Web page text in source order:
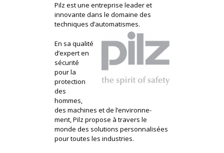
Pilz est une entreprise leader et
innovante dans le domaine des
techniques d’automatismes.
En sa qualité
d’expert en
sécurité
pour la
protection
des
hommes,
des machines et de l’environne-
ment, Pilz propose à travers le
monde des solutions personnalisées
pour toutes les industries.